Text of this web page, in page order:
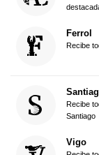
Ferrol
Recibe
Recibe
Santiago
Vigo